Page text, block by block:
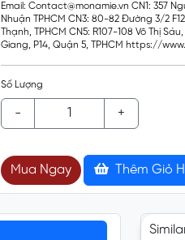
Email: Contact@monamie.vn CN1: 357
Nhuận TPHCM CN3: 80-82 Đường 3/2
Thạnh, TPHCM CN5: R107-108 Võ Thị
Giang, P14, Quận 5, TPHCM https://
Số Lượng
- +
Mua Ngay Thêm Giỏ